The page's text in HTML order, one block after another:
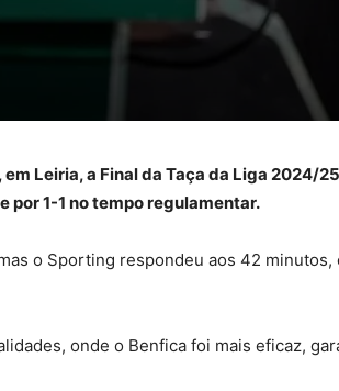
Leiria, a Final da Taça da Liga 2024/
por 1-1 no tempo regulamentar.
o Sporting respondeu aos 42 minutos,
onde o Benfica foi mais eficaz,